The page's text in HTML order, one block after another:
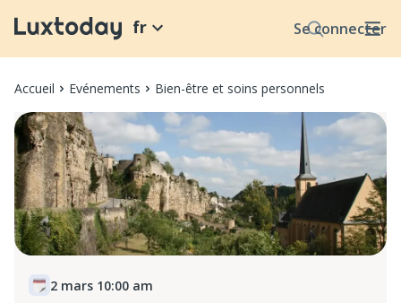
Se connecter
fr
Accueil Evénements Bien-être et soins personnels
2 mars 10:00 am